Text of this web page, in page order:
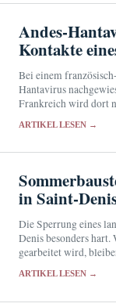
Andes-
Kontakte
Bei einem
Hantavirus
Frankreich wird dort
ARTIKEL LESEN →
in Saint-
Die Sperrung eines
Denis besonders
gearbeitet wird,
ARTIKEL LESEN →